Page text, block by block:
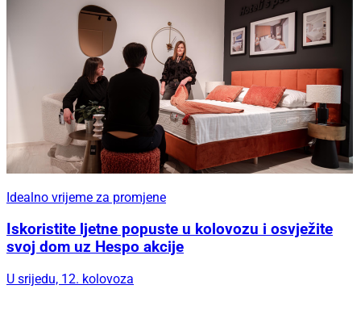
Idealno vrijeme za promjene
Iskoristite ljetne popuste u kolovozu i osvježite
svoj dom uz Hespo akcije
U srijedu, 12. kolovoza